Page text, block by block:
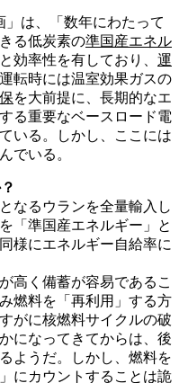
は、「数年にわたって
る低炭素の準国産エネル
と効率性を有しており、 運
転時には温室効果ガスの
を大前提に、長期的なエ
る重要なベースロード電
いる。しかし、ここには
でいる。
なるウランを全量輸入し
「準国産エネルギー」と
様にエネルギー自給率に
高く備蓄が容易であるこ
燃料を「再利用」する方
がに核燃料サイクルの破
になってきてからは、後
ようだ。しかし、燃料を
にカウントすることは詭